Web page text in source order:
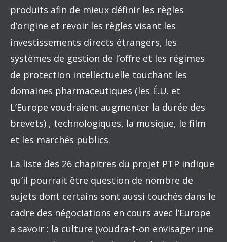
produits afin de mieux définir les règles
d’origine et revoir les règles visant les
investissements directs étrangers, les
systèmes de gestion de l’offre et les régimes
de protection intellectuelle touchant les
domaines pharmaceutiques (les É.U. et
L’Europe voudraient augmenter la durée des
brevets) , technologiques, la musique, le film
et les marchés publics.
La liste des 26 chapitres du projet PTP indique
qu’il pourrait être question de nombre de
sujets dont certains sont aussi touchés dans le
cadre des négociations en cours avec l’Europe
a savoir : la culture (voudra-t-on envisager une